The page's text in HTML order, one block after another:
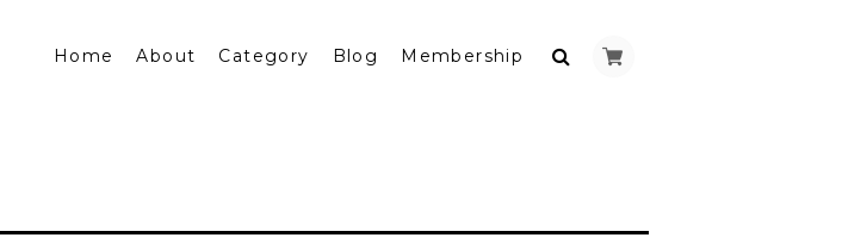
Home About Category Blog Membership